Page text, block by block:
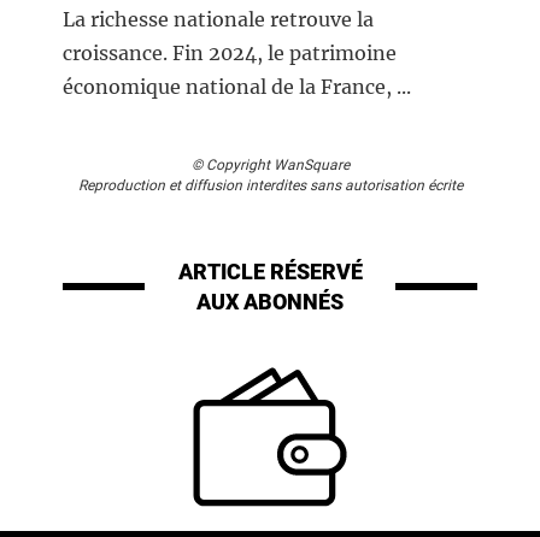
La richesse nationale retrouve la
croissance. Fin 2024, le patrimoine
économique national de la France, ...
© Copyright WanSquare
Reproduction et diffusion interdites sans autorisation écrite
ARTICLE RÉSERVÉ
AUX ABONNÉS